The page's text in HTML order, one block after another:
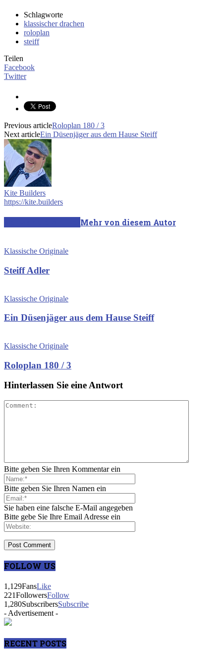
Schlagworte
klassischer drachen
roloplan
steiff
Teilen
Facebook
Twitter
Previous articleRoloplan 180 / 3
Next articleEin Düsenjäger aus dem Hause Steiff
Kite Builders
https://kite.builders
Mehr von diesem Autor
Klassische Originale
Steiff Adler
Klassische Originale
Ein Düsenjäger aus dem Hause Steiff
Klassische Originale
Roloplan 180 / 3
Hinterlassen Sie eine Antwort
Bitte geben Sie Ihren Kommentar ein
Bitte geben Sie Ihren Namen ein
Sie haben eine falsche E-Mail angegeben
Bitte gebe Sie Ihre Email Adresse ein
FOLLOW US
1,129FansLike
221FollowersFollow
1,280SubscribersSubscribe
- Advertisement -
RECENT POSTS